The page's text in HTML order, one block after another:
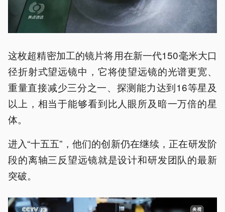
这枚超精密加工的镜片将用在新一代150毫米大口
径折射式望远镜中，它将使望远镜的光谱更宽、
重量直接减少三分之一、探测能力达到16等星及
以上，相当于能够看到比人眼所及暗一万倍的星
体。
进入“十五五”，他们的创新仍在继续，正在研发阶
段的离轴三反望远镜就是设计和研发团队的最新
突破。